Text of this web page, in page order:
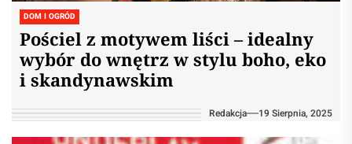
DOM I OGRÓD
Pościel z motywem liści – idealny
wybór do wnętrz w stylu boho, eko
i skandynawskim
Redakcja 19 Sierpnia, 2025